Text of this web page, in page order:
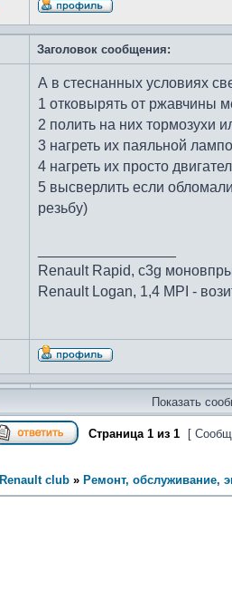
Заголовок сообщения:
А в стеснанных условиях
1 отковырять от ржавчины
2 полить на них тормозухи
3 нагреть их паяльной
4 нагреть их просто
5 высверлить если
резьбу)
Renault Rapid, c3g
Renault Logan, 1,4 MPI -
Показать
Страница 1 из 1 [
Renault club » Ремонт, обслуживание,